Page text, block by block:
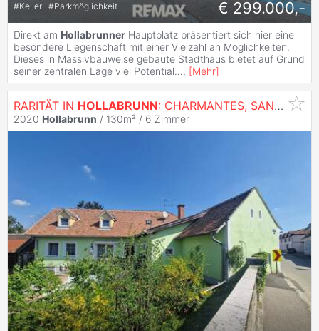
#Keller #Parkmöglichkeit € 299.000,-
Direkt am Hollabrunner Hauptplatz präsentiert sich hier eine
besondere Liegenschaft mit einer Vielzahl an Möglichkeiten.
Dieses in Massivbauweise gebaute Stadthaus bietet auf Grund
seiner zentralen Lage viel Potential.... [Mehr]
RARITÄT IN HOLLABRUNN: CHARMANTES, SANIERUNGSBEDÜRTIGES LANDHAUS MIT BAULANDRESERVE IN SEHR GUTER WOHNLAGE MIT HERRLICHEM GARTEN SAMT ALTBAUMBESTAND
2020 Hollabrunn / 130m² / 6 Zimmer